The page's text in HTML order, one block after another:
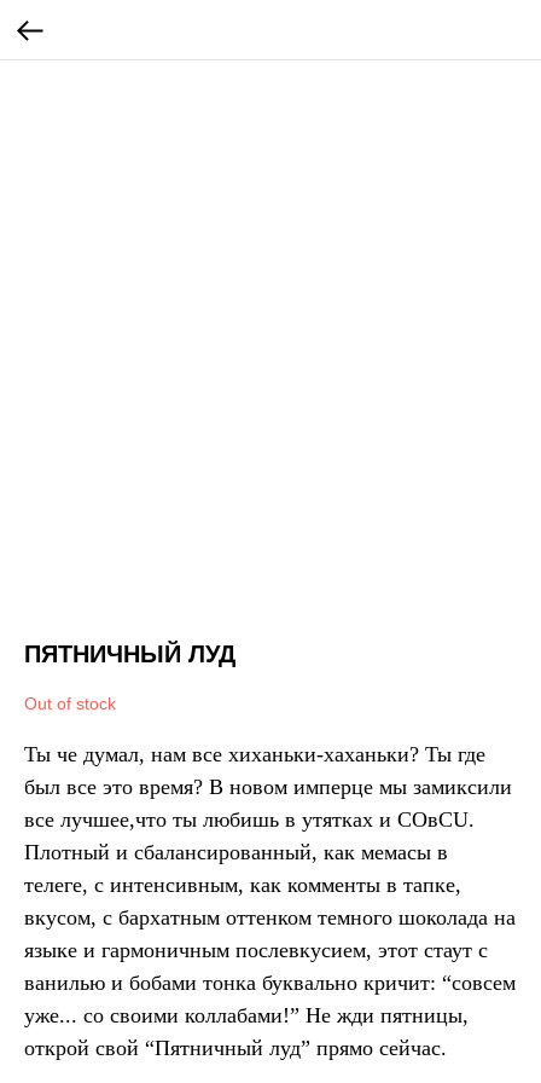
ПЯТНИЧНЫЙ ЛУД
Out of stock
Ты че думал, нам все хиханьки-хаханьки? Ты где
был все это время? В новом имперце мы замиксили
все лучшее,что ты любишь в утятках и COвCU.
Плотный и сбалансированный, как мемасы в
телеге, с интенсивным, как комменты в тапке,
вкусом, с бархатным оттенком темного шоколада на
языке и гармоничным послевкусием, этот стаут с
ванилью и бобами тонка буквально кричит: “совсем
уже... со своими коллабами!” Не жди пятницы,
открой свой “Пятничный луд” прямо сейчас.